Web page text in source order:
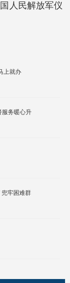
人民解放军仪
上就办
服务暖心升
兜牢困难群